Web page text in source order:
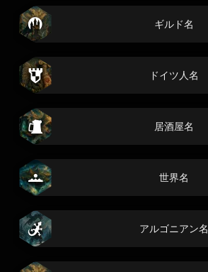
ギルド名
ドイツ人名
居酒屋名
世界名
アルゴニアン名